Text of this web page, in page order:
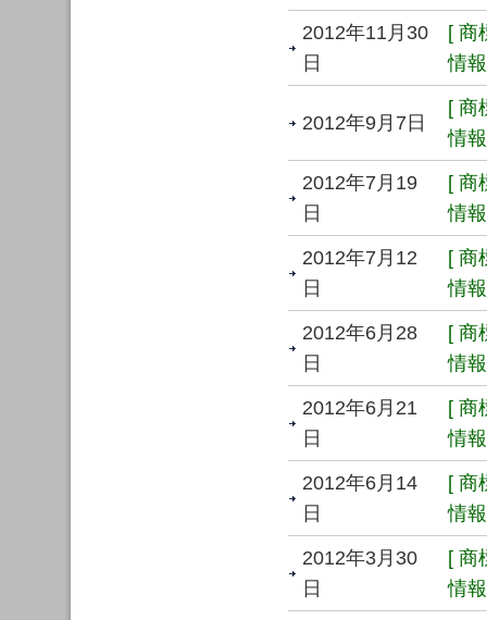
2012年11月30
日
[ 商
情
2012年9月7日
[ 商
情
2012年7月19
日
[ 商
情
2012年7月12
日
[ 商
情
2012年6月28
日
[ 商
情
2012年6月21
日
[ 商
情
2012年6月14
日
[ 商
情
2012年3月30
日
[ 商
情